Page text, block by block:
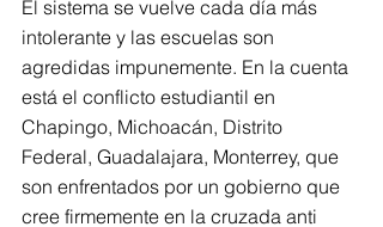
El sistema se vuelve cada día más
intolerante y las escuelas son
agredidas impunemente. En la cuenta
está el conflicto estudiantil en
Chapingo, Michoacán, Distrito
Federal, Guadalajara, Monterrey, que
son enfrentados por un gobierno que
cree firmemente en la cruzada anti